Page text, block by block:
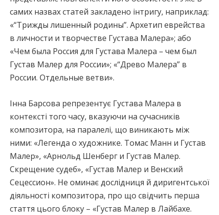
самих назвах статей закладено інтригу, наприклад:
«“Трижды лишенный родины”. Архетип еврейства
в личности и творчестве Густава Малера»; або
«Чем была Россия для Густава Малера – чем был
Густав Малер для России»; «“Древо Малера” в
России. Отдельные ветви».
Інна Барсова репрезентує Густава Малера в
контексті того часу, вказуючи на сучасників
композитора, на паралелі, що виникають між
ними: «Легенда о художнике. Томас Манн и Густав
Малер», «Арнольд Шенберг и Густав Малер.
Скрещение судеб», «Густав Малер и Венский
Сецессион». Не оминає дослідниця й диригентської
діяльності композитора, про що свідчить перша
стаття цього блоку – «Густав Малер в Лайбахе.